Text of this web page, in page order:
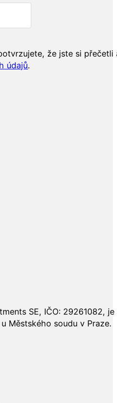
že jste si přečetli
údajů.
SE, IČO: 29261082,
Městského soudu v Praze.